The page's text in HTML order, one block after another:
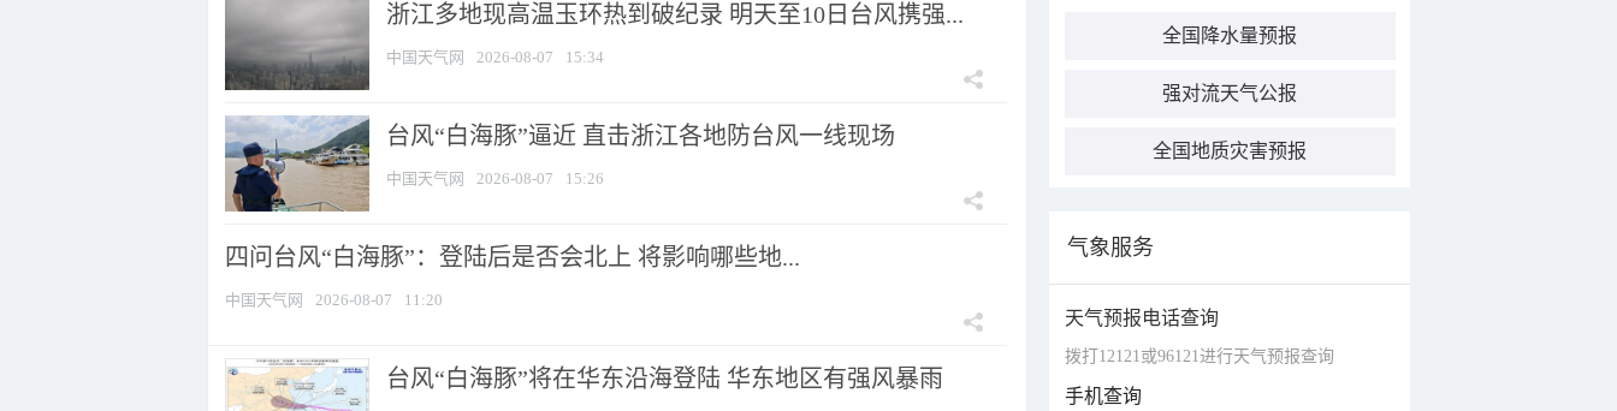
浙江多地现高温玉环热到破纪录 明天至10日台风携强...
中国天气网 2026-08-07 15:34
台风“白海豚”逼近 直击浙江各地防台风一线现场
中国天气网 2026-08-07 15:26
四问台风“白海豚”：登陆后是否会北上 将影响哪些地...
中国天气网 2026-08-07 11:20
台风“白海豚”将在华东沿海登陆 华东地区有强风暴雨
全国降水量预报
强对流天气公报
全国地质灾害预报
气象服务
天气预报电话查询
拨打12121或96121进行天气预报查询
手机查询